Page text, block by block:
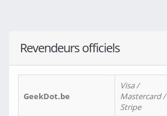
Revendeurs officiels
GeekDot.be
Visa /
Mastercard /
Stripe